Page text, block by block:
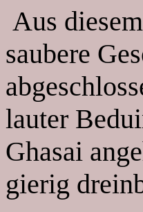
Aus
saubere
lauter
Ghasai
gierig